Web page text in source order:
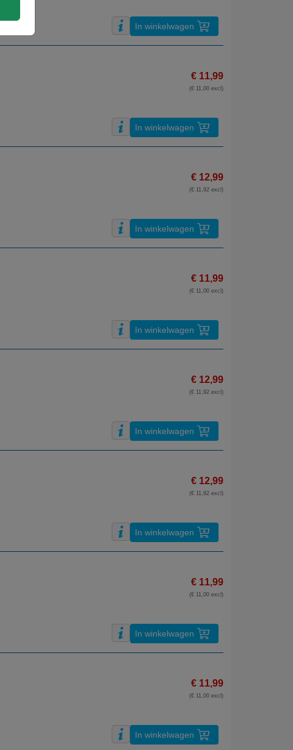
In winkelwagen
€ 11,99
(€ 11,00 excl)
In winkelwagen
€ 12,99
(€ 11,92 excl)
In winkelwagen
€ 11,99
(€ 11,00 excl)
In winkelwagen
€ 12,99
(€ 11,92 excl)
In winkelwagen
€ 12,99
(€ 11,92 excl)
In winkelwagen
€ 11,99
(€ 11,00 excl)
In winkelwagen
€ 11,99
(€ 11,00 excl)
In winkelwagen